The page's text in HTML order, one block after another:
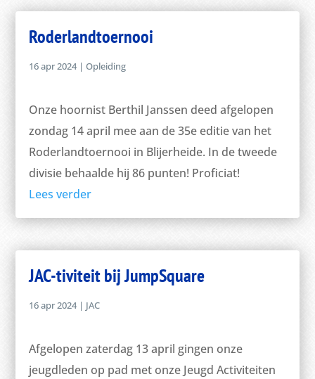
Roderlandtoernooi
16 apr 2024|Opleiding
Onze hoornist Berthil Janssen deed afgelopen
zondag 14 april mee aan de 35e editie van het
Roderlandtoernooi in Blijerheide. In de tweede
divisie behaalde hij 86 punten! Proficiat!
Lees verder
JAC-tiviteit bij JumpSquare
16 apr 2024| JAC
Afgelopen zaterdag 13 april gingen onze
jeugdleden op pad met onze Jeugd Activiteiten